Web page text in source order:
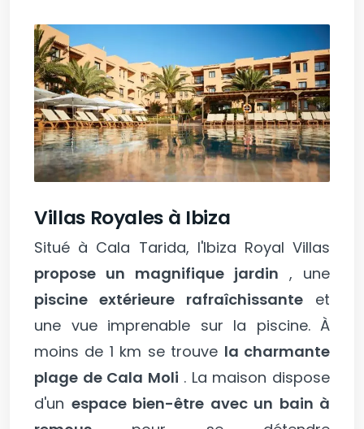
Villas Royales à Ibiza
Situé à Cala Tarida, l'Ibiza Royal Villas
propose un magnifique jardin , une
piscine extérieure rafraîchissante et
une vue imprenable sur la piscine. À
moins de 1 km se trouve la charmante
plage de Cala Moli . La maison dispose
d'un espace bien-être avec un bain à